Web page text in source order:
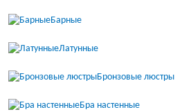
Барные
Латунные
Бронзовые люстры
Бра настенные